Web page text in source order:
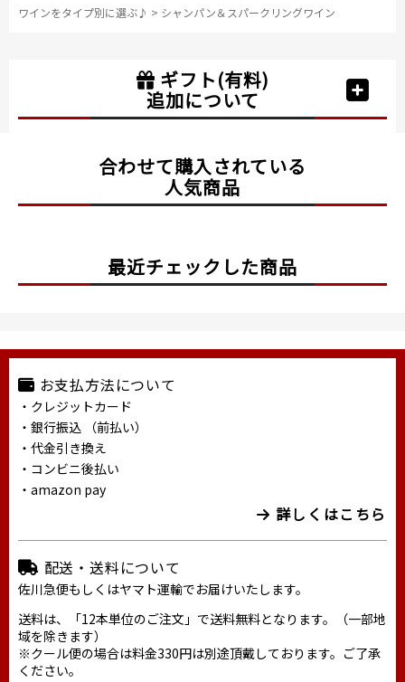
ワインをタイプ別に選ぶ♪ > シャンパン＆スパークリングワイン
ギフト(有料)
追加について
合わせて購入されている
人気商品
最近チェックした商品
お支払方法について
・クレジットカード
・銀行振込 （前払い）
・代金引き換え
・コンビニ後払い
・amazon pay
詳しくはこちら
配送・送料について
佐川急便もしくはヤマト運輸でお届けいたします。
送料は、「12本単位のご注文」で送料無料となります。（一部地
域を除きます）
※クール便の場合は料金330円は別途頂戴しております。ご了承
ください。